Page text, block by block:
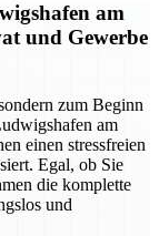
am
und Gewerbe
zum Beginn
am
einen stressfreien
Egal, ob Sie
die komplette
und